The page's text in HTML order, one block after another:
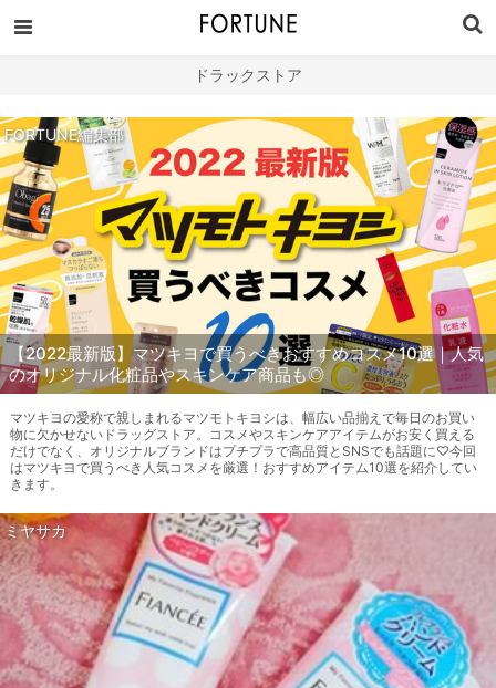
ドラックストア
FORTUNE編集部
【2022最新版】マツキヨで買うべきおすすめコスメ10選｜人気
のオリジナル化粧品やスキンケア商品も◎
マツキヨの愛称で親しまれるマツモトキヨシは、幅広い品揃えで毎日のお買い
物に欠かせないドラッグストア。コスメやスキンケアアイテムがお安く買える
だけでなく、オリジナルブランドはプチプラで高品質とSNSでも話題に♡今回
はマツキヨで買うべき人気コスメを厳選！おすすめアイテム10選を紹介してい
きます。
ミヤサカ